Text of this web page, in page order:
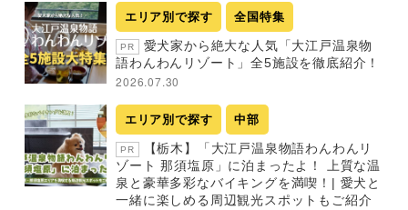
エリア別で探す 全国特集
PR
愛犬家から絶大な人気「大江戸温泉物
語わんわんリゾート」全5施設を徹底紹介！
2026.07.30
エリア別で探す 中部
PR
【栃木】「大江戸温泉物語わんわんリ
ゾート 那須塩原」に泊まったよ！ 上質な温
泉と豪華多彩なバイキングを満喫！| 愛犬と
一緒に楽しめる周辺観光スポットもご紹介